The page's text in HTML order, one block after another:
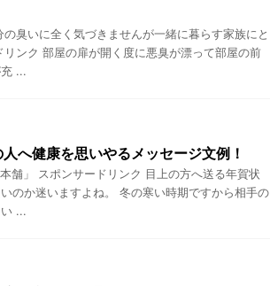
臭いに全く気づきませんが一緒に暮らす家族にと
ンク 部屋の扉が開く度に悪臭が漂って部屋の前
...
へ健康を思いやるメッセージ文例！
」 スポンサードリンク 目上の方へ送る年賀状
のか迷いますよね。 冬の寒い時期ですから相手の
...